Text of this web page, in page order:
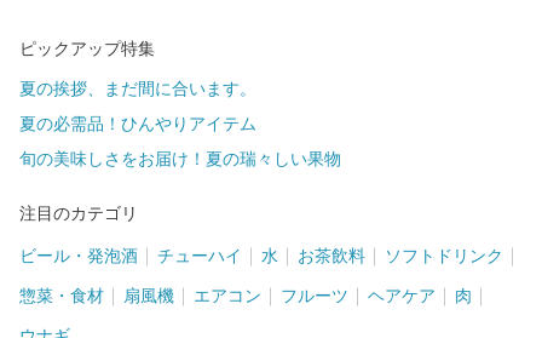
ピックアップ特集
夏の挨拶、まだ間に合います。
夏の必需品！ひんやりアイテム
旬の美味しさをお届け！夏の瑞々しい果物
注目のカテゴリ
ビール・発泡酒 チューハイ 水 お茶飲料 ソフトドリンク
惣菜・食材 扇風機 エアコン フルーツ ヘアケア 肉